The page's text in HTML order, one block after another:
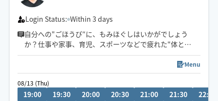
Login Status: Within 3 days
自分への"ごほうび″に、もみほぐしはいかがでしょう
か？仕事や家事、育児、スポーツなどで疲れた"体と
心"を癒します。セラピスト歴2015年〜得意な施術部位
(肩、腰、ふくらはぎ、足うら)静岡県出身/身長168cm/リ
ラクゼーションセラピスト1級「お客様の笑顔のため頑張
ります！」※不定期の出勤となります。
Menu
08/13 (Thu)
19:00 19:30 20:00 20:30 21:00 21:30 22:00